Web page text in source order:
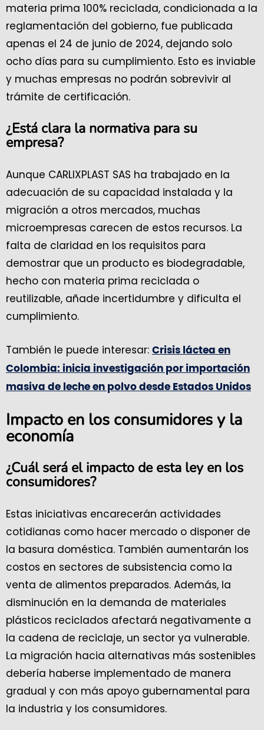
materia prima 100% reciclada, condicionada a la
reglamentación del gobierno, fue publicada
apenas el 24 de junio de 2024, dejando solo
ocho días para su cumplimiento. Esto es inviable
y muchas empresas no podrán sobrevivir al
trámite de certificación.
¿Está clara la normativa para su
empresa?
Aunque CARLIXPLAST SAS ha trabajado en la
adecuación de su capacidad instalada y la
migración a otros mercados, muchas
microempresas carecen de estos recursos. La
falta de claridad en los requisitos para
demostrar que un producto es biodegradable,
hecho con materia prima reciclada o
reutilizable, añade incertidumbre y dificulta el
cumplimiento.
También le puede interesar: Crisis láctea en
Colombia: inicia investigación por importación
masiva de leche en polvo desde Estados Unidos
Impacto en los consumidores y la
economía
¿Cuál será el impacto de esta ley en los
consumidores?
Estas iniciativas encarecerán actividades
cotidianas como hacer mercado o disponer de
la basura doméstica. También aumentarán los
costos en sectores de subsistencia como la
venta de alimentos preparados. Además, la
disminución en la demanda de materiales
plásticos reciclados afectará negativamente a
la cadena de reciclaje, un sector ya vulnerable.
La migración hacia alternativas más sostenibles
debería haberse implementado de manera
gradual y con más apoyo gubernamental para
la industria y los consumidores.